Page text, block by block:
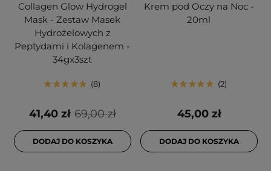
Collagen Glow Hydrogel
Mask - Zestaw Masek
Hydrożelowych z
Peptydami i Kolagenem -
34gx3szt
8
69,00 zł
41,40 zł
DODAJ DO KOSZYKA
Krem pod Oczy na Noc -
20ml
2
45,00 zł
DODAJ DO KOSZYKA